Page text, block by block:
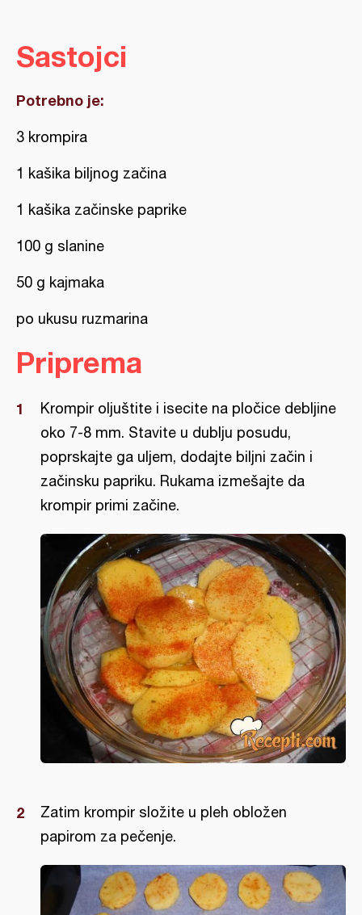
Sastojci
Potrebno je:
3 krompira
1 kašika biljnog začina
1 kašika začinske paprike
100 g slanine
50 g kajmaka
po ukusu ruzmarina
Priprema
Krompir oljuštite i isecite na pločice debljine
oko 7-8 mm. Stavite u dublju posudu,
poprskajte ga uljem, dodajte biljni začin i
začinsku papriku. Rukama izmešajte da
krompir primi začine.
Zatim krompir složite u pleh obložen
papirom za pečenje.